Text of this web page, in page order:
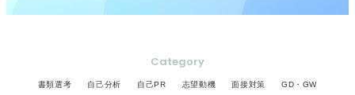
Category
書類選考 自己分析 自己PR 志望動機 面接対策 GD・GW